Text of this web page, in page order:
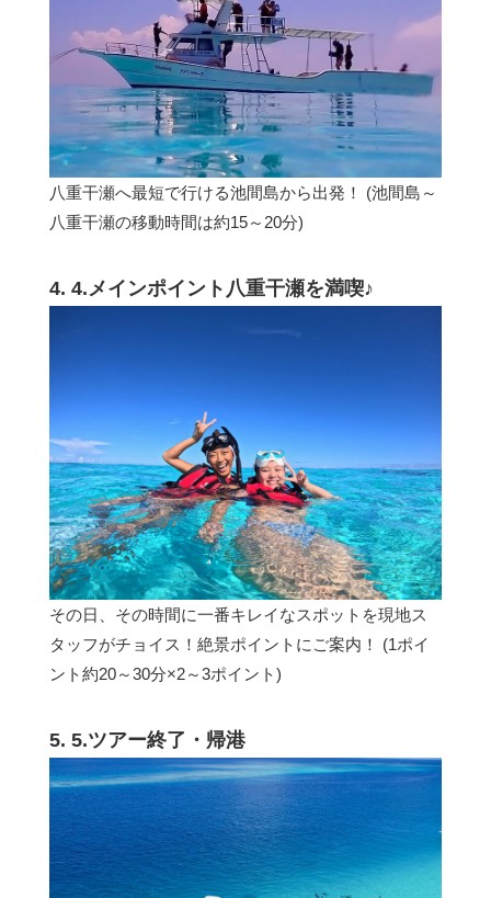
八重干瀬へ最短で行ける池間島から出発！ (池間島～
八重干瀬の移動時間は約15～20分)
4. 4.メインポイント八重干瀬を満喫♪
その日、その時間に一番キレイなスポットを現地ス
タッフがチョイス！絶景ポイントにご案内！ (1ポイ
ント約20～30分×2～3ポイント)
5. 5.ツアー終了・帰港